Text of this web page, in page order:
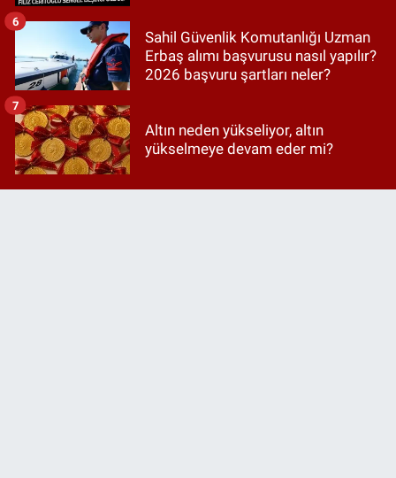
Sahil Güvenlik Komutanlığı Uzman
Erbaş alımı başvurusu nasıl yapılır?
2026 başvuru şartları neler?
6
Altın neden yükseliyor, altın
yükselmeye devam eder mi?
7